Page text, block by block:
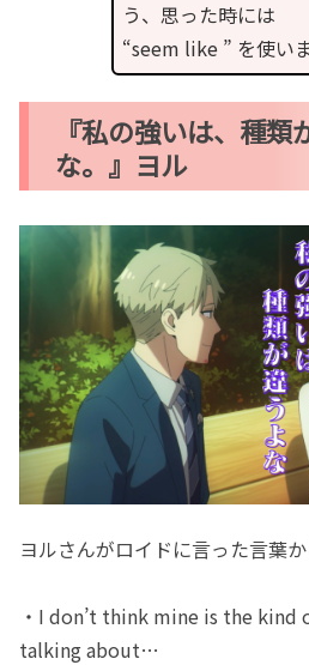
う、思った時には
“seem like ” を使い
『私の強いは、種類
な。』ヨル
ヨルさんがロイドに言った言葉か
・I don’t think mine is the kind
talking about…